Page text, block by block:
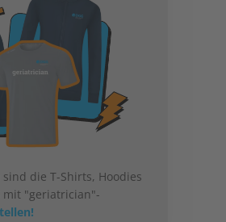
die T-Shirts, Hoodies
mit "geriatrician"-